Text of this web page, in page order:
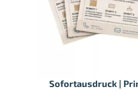
Sofortausdruck |